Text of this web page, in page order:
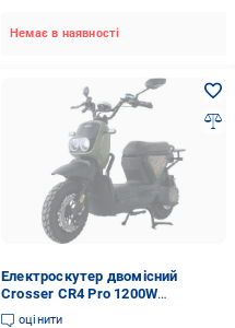
Немає в наявності
Електроскутер двомісний
Crosser CR4 Pro 1200W
76,8V/30Ah Зелений
оцінити